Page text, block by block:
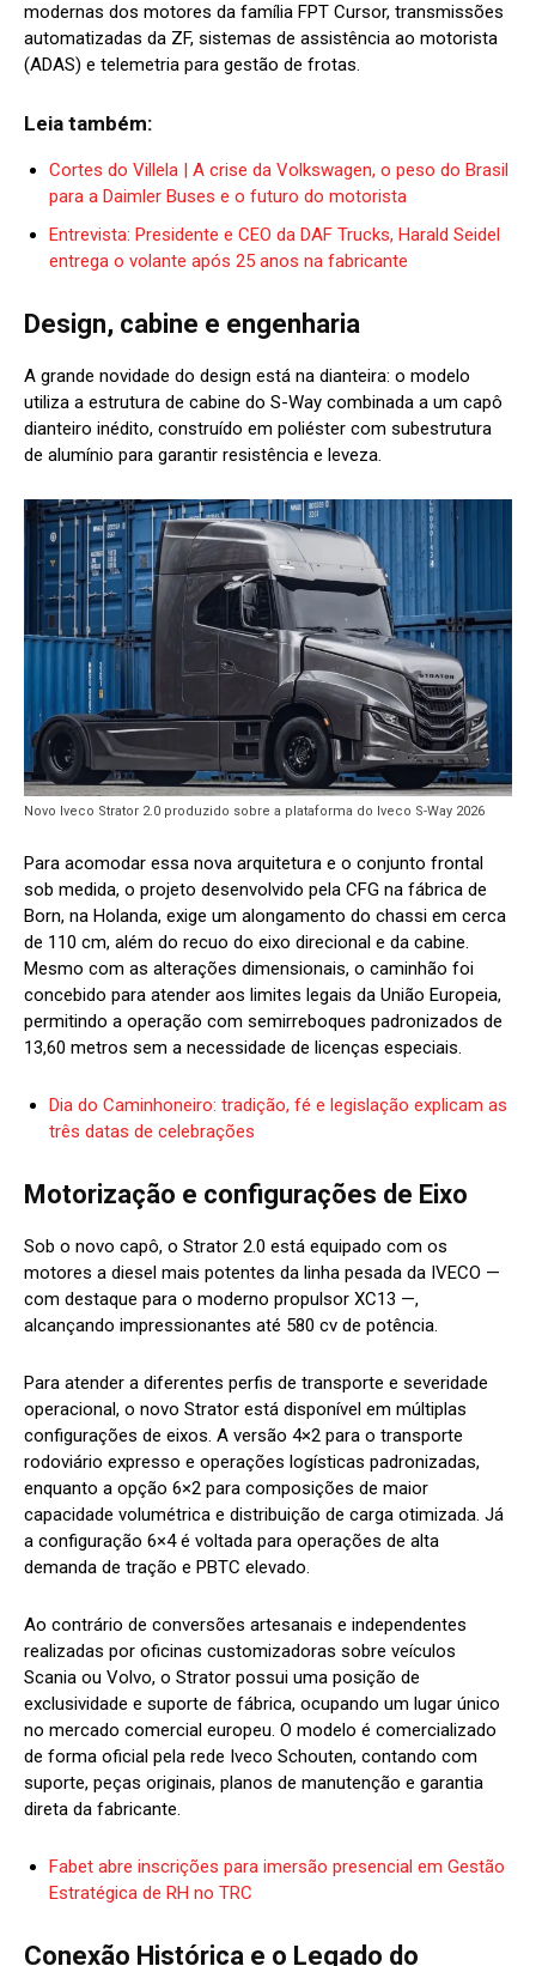
modernas dos motores da família FPT Cursor, transmissões
automatizadas da ZF, sistemas de assistência ao motorista
(ADAS) e telemetria para gestão de frotas.
Leia também:
Cortes do Villela | A crise da Volkswagen, o peso do Brasil
para a Daimler Buses e o futuro do motorista
Entrevista: Presidente e CEO da DAF Trucks, Harald Seidel
entrega o volante após 25 anos na fabricante
Design, cabine e engenharia
A grande novidade do design está na dianteira: o modelo
utiliza a estrutura de cabine do S-Way combinada a um capô
dianteiro inédito, construído em poliéster com subestrutura
de alumínio para garantir resistência e leveza.
Novo Iveco Strator 2.0 produzido sobre a plataforma do Iveco S-Way 2026
Para acomodar essa nova arquitetura e o conjunto frontal
sob medida, o projeto desenvolvido pela CFG na fábrica de
Born, na Holanda, exige um alongamento do chassi em cerca
de 110 cm, além do recuo do eixo direcional e da cabine.
Mesmo com as alterações dimensionais, o caminhão foi
concebido para atender aos limites legais da União Europeia,
permitindo a operação com semirreboques padronizados de
13,60 metros sem a necessidade de licenças especiais.
Dia do Caminhoneiro: tradição, fé e legislação explicam as
três datas de celebrações
Motorização e configurações de Eixo
Sob o novo capô, o Strator 2.0 está equipado com os
motores a diesel mais potentes da linha pesada da IVECO —
com destaque para o moderno propulsor XC13 —,
alcançando impressionantes até 580 cv de potência.
Para atender a diferentes perfis de transporte e severidade
operacional, o novo Strator está disponível em múltiplas
configurações de eixos. A versão 4×2 para o transporte
rodoviário expresso e operações logísticas padronizadas,
enquanto a opção 6×2 para composições de maior
capacidade volumétrica e distribuição de carga otimizada. Já
a configuração 6×4 é voltada para operações de alta
demanda de tração e PBTC elevado.
Ao contrário de conversões artesanais e independentes
realizadas por oficinas customizadoras sobre veículos
Scania ou Volvo, o Strator possui uma posição de
exclusividade e suporte de fábrica, ocupando um lugar único
no mercado comercial europeu. O modelo é comercializado
de forma oficial pela rede Iveco Schouten, contando com
suporte, peças originais, planos de manutenção e garantia
direta da fabricante.
Fabet abre inscrições para imersão presencial em Gestão
Estratégica de RH no TRC
Conexão Histórica e o Legado do